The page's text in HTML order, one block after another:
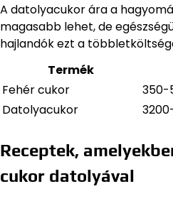
A datolyacukor ára a
magasabb lehet, de
hajlandók ezt a
Termék
Fehér cukor
350-
Datolyacukor
Receptek,
cukor datolyával